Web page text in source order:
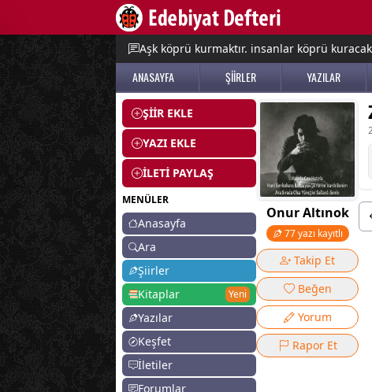
Aşk köprü kurmaktır. insanlar köprü
ANASAYFA ŞİİRLER YAZILAR
ŞİİR EKLE
YAZI EKLE
İLETİ PAYLAŞ
MENÜLER
Anasayfa
Ara
Şiirler
Kitaplar
Yeni
Yazılar
Keşfet
İletiler
Forumlar
Onur Altınok
77 yazı kayıtlı
Takip Et
Beğen
Yorum
Rapor Et
menu